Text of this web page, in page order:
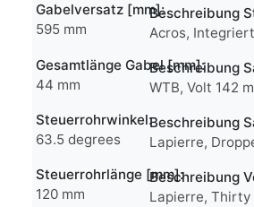
Gabelversatz [mm]:
595 mm
Gesamtlänge Gabel [mm]:
44 mm
Steuerrohrwinkel:
63.5 degrees
Steuerrohrlänge [mm]:
120 mm
Beschreibung
Acros,
Beschreibung
WTB, Volt 142
Beschreibung
Lapierre,
Beschreibung
Lapierre, Thirty